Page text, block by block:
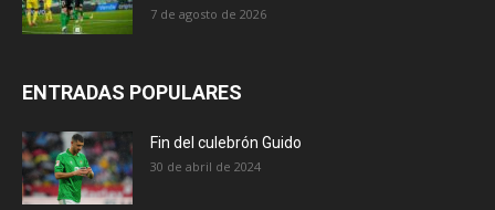
7 de agosto de 2026
ENTRADAS POPULARES
Fin del culebrón Guido
30 de abril de 2024